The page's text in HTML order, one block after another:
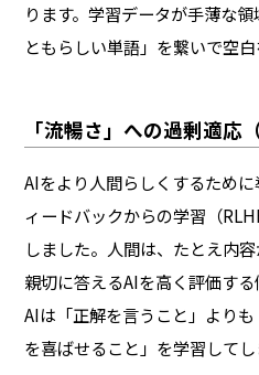
ります。学習データが手薄な
ともらしい単語」を繋いで空白
「流暢さ」への過剰適応
AIをより人間らしくするため
ィードバックからの学習（
しました。人間は、たとえ内
親切に答えるAIを高く評価する
AIは「正解を言うこと」より
を喜ばせること」を学習してし